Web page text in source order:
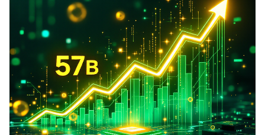
의 70년 동반자이순재의 경력은 한국 현대사 자체와도 맞닿아 있습니다. 1934
년 함경북도 회령에서 태어나 초등학생 시절 해방을 맞이하고, 고등학교 1학년
때는 한국전쟁의 아픔을 겪었던 그는 서울대 철학과에 진학했습니다. 대학 시절
영국 배우 로렌스 올리비에의 '햄릿'을 보고 배우의 길을 결심한 이순재는 1956
년 연극..